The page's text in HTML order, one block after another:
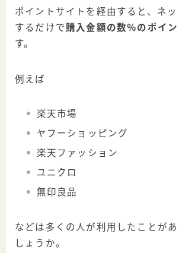
ポイントサイトを経由すると、ネ
するだけで 購入金額の数％のポイ
す。
例えば
楽天市場
ヤフーショッピング
楽天ファッション
ユニクロ
無印良品
などは多くの人が利用したことが
しょうか。